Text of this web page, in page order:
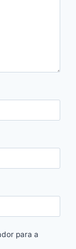
para a